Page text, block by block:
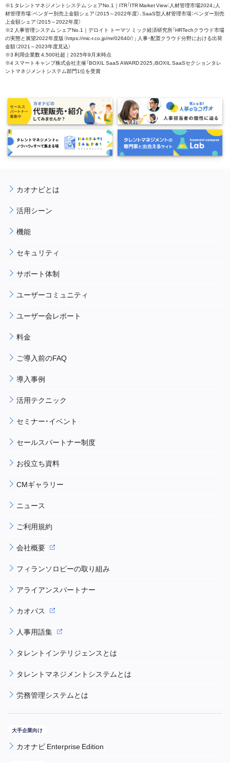
※1 タレントマネジメントシステム シェアNo.1｜ITR「ITR Market View：人材管理市場2024」人
材管理市場：ベンダー別売上金額シェア（2015～2022年度）、SaaS型人材管理市場：ベンダー別売
上金額シェア（2015～2022年度）
※2 人事管理システム シェアNo.1｜デロイト トーマツ ミック経済研究所「HRTechクラウド市場
の実態と展望2022年度版（https://mic-r.co.jp/mr/02640/）」 人事・配置クラウド分野における出荷
金額（2021～2023年度見込）
※3 利用企業数 4,500社超｜2025年9月末時点
※4 スマートキャンプ株式会社主催「BOXIL SaaS AWARD 2025」BOXIL SaaSセクションタレ
ントマネジメントシステム部門1位を受賞
カオナビとは
活用シーン
機能
セキュリティ
サポート体制
ユーザーコミュニティ
ユーザー会レポート
料金
ご導入前のFAQ
導入事例
活用テクニック
セミナー・イベント
セールスパートナー制度
お役立ち資料
CMギャラリー
ニュース
ご利用規約
会社概要
フィランソロピーの取り組み
アライアンスパートナー
カオパス
人事用語集
タレントインテリジェンスとは
タレントマネジメントシステムとは
労務管理システムとは
カオナビ Enterprise Edition